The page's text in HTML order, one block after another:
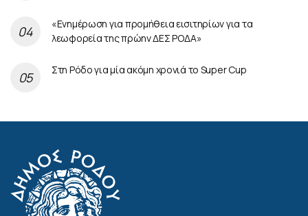
«Ενημέρωση για προμήθεια εισιτηρίων για τα
λεωφορεία της πρώην ΔΕΣ ΡΟΔΑ»
Στη Ρόδο για μία ακόμη χρονιά το Super Cup